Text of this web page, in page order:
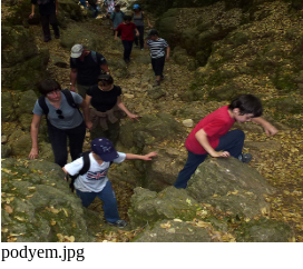
podyem.jpg